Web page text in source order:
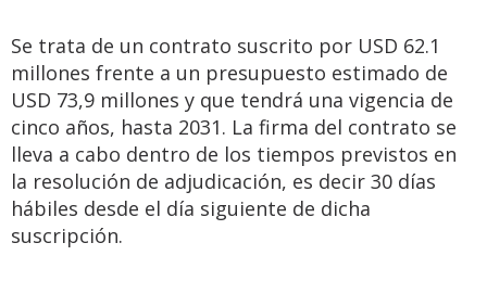
Se trata de un contrato suscrito por USD 62.1
millones frente a un presupuesto estimado de
USD 73,9 millones y que tendrá una vigencia de
cinco años, hasta 2031. La firma del contrato se
lleva a cabo dentro de los tiempos previstos en
la resolución de adjudicación, es decir 30 días
hábiles desde el día siguiente de dicha
suscripción.